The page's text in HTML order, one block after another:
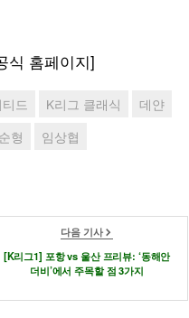
식 홈페이지]
드 K리그 클래식
데얀
형 임상협
다음 기사
[K리그1] 포항 vs 울산 프리뷰: ‘동해안
더비’에서 주목할 점 3가지